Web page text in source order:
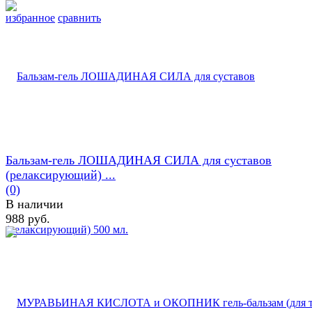
избранное сравнить
Бальзам-гель ЛОШАДИНАЯ СИЛА для суставов
(релаксирующий) ...
(0)
В наличии
988 руб.